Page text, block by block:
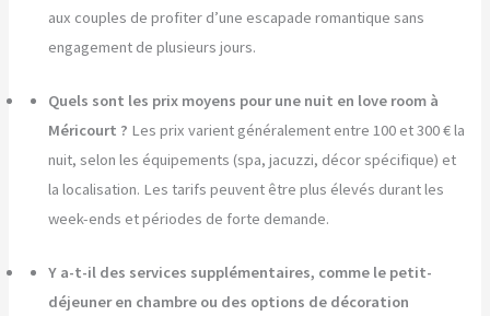
aux couples de profiter d’une escapade romantique sans
engagement de plusieurs jours.
Quels sont les prix moyens pour une nuit en love room à
Méricourt ? Les prix varient généralement entre 100 et 300 € la
nuit, selon les équipements (spa, jacuzzi, décor spécifique) et
la localisation. Les tarifs peuvent être plus élevés durant les
week-ends et périodes de forte demande.
Y a-t-il des services supplémentaires, comme le petit-
déjeuner en chambre ou des options de décoration